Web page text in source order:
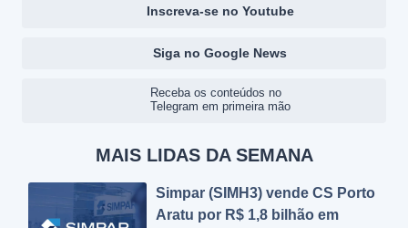
Inscreva-se no Youtube
Siga no Google News
Receba os conteúdos no
Telegram em primeira mão
MAIS LIDAS DA SEMANA
Simpar (SIMH3) vende CS Porto
Aratu por R$ 1,8 bilhão em